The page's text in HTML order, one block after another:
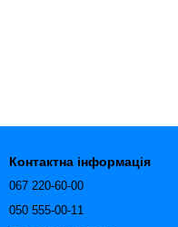
Контактна інформація
067 220-60-00
050 555-00-11